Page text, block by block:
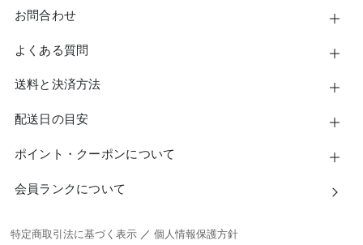
お問合わせ
よくある質問
送料と決済方法
配送日の目安
ポイント・クーポンについて
会員ランクについて
特定商取引法に基づく表示 ／個人情報保護方針